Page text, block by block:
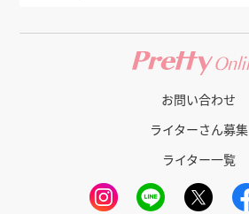
お問い合わせ
ライターさん募集
ライター一覧